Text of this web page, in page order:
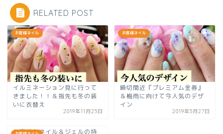
RELATED POST
お客様ネイル
イルミネーション見に行って
きました！！＆指先も冬の装
いに衣替え
2019年11月25日
お客様ネイル
締切間近『プレミアム金券』
＆梅雨に向けて今人気のデザ
イン
2019年5月27日
お客様冬ネイル＆ジェルの持